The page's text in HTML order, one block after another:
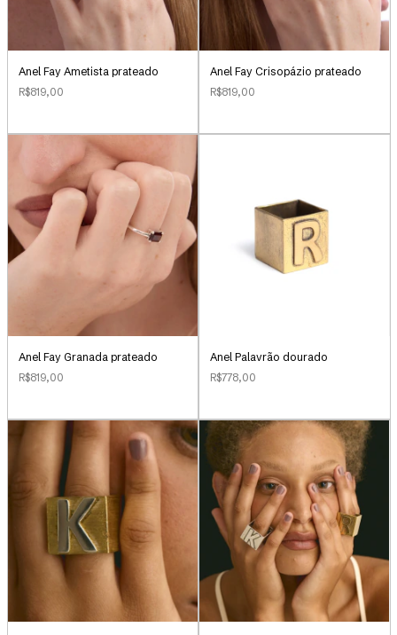
Anel Fay Ametista prateado
R$819,00
Anel Fay Crisopázio prateado
R$819,00
Anel Fay Granada prateado
R$819,00
Anel Palavrão dourado
R$778,00